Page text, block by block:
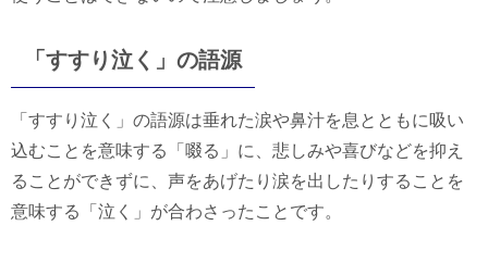
「すすり泣く」の語源
「すすり泣く」の語源は垂れた涙や鼻汁を息とともに吸い
込むことを意味する「啜る」に、悲しみや喜びなどを抑え
ることができずに、声をあげたり涙を出したりすることを
意味する「泣く」が合わさったことです。